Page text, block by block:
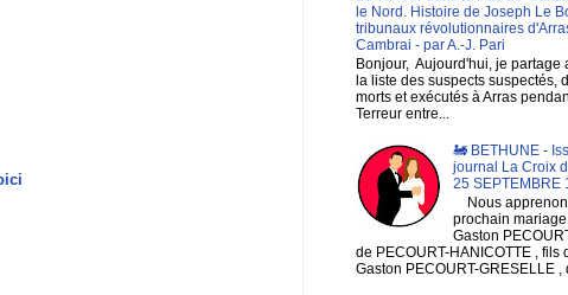
le Nord. Histoire de Joseph Le
tribunaux révolutionnaires
Cambrai - par A.-J. Pari
Bonjour, Aujourd'hui, je partage
la liste des suspects suspectés,
morts et exécutés à Arras
Terreur entre...
🚂 BETHUNE -
journal La Croix
25 SEPTEMBRE
Nous
prochain
Gaston
de PECOURT-HANICOTTE , fils
Gaston PECOURT-GRESELLE ,